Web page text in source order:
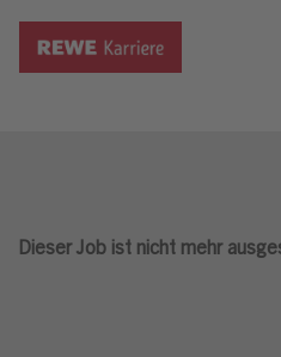
Dieser Job ist nicht mehr